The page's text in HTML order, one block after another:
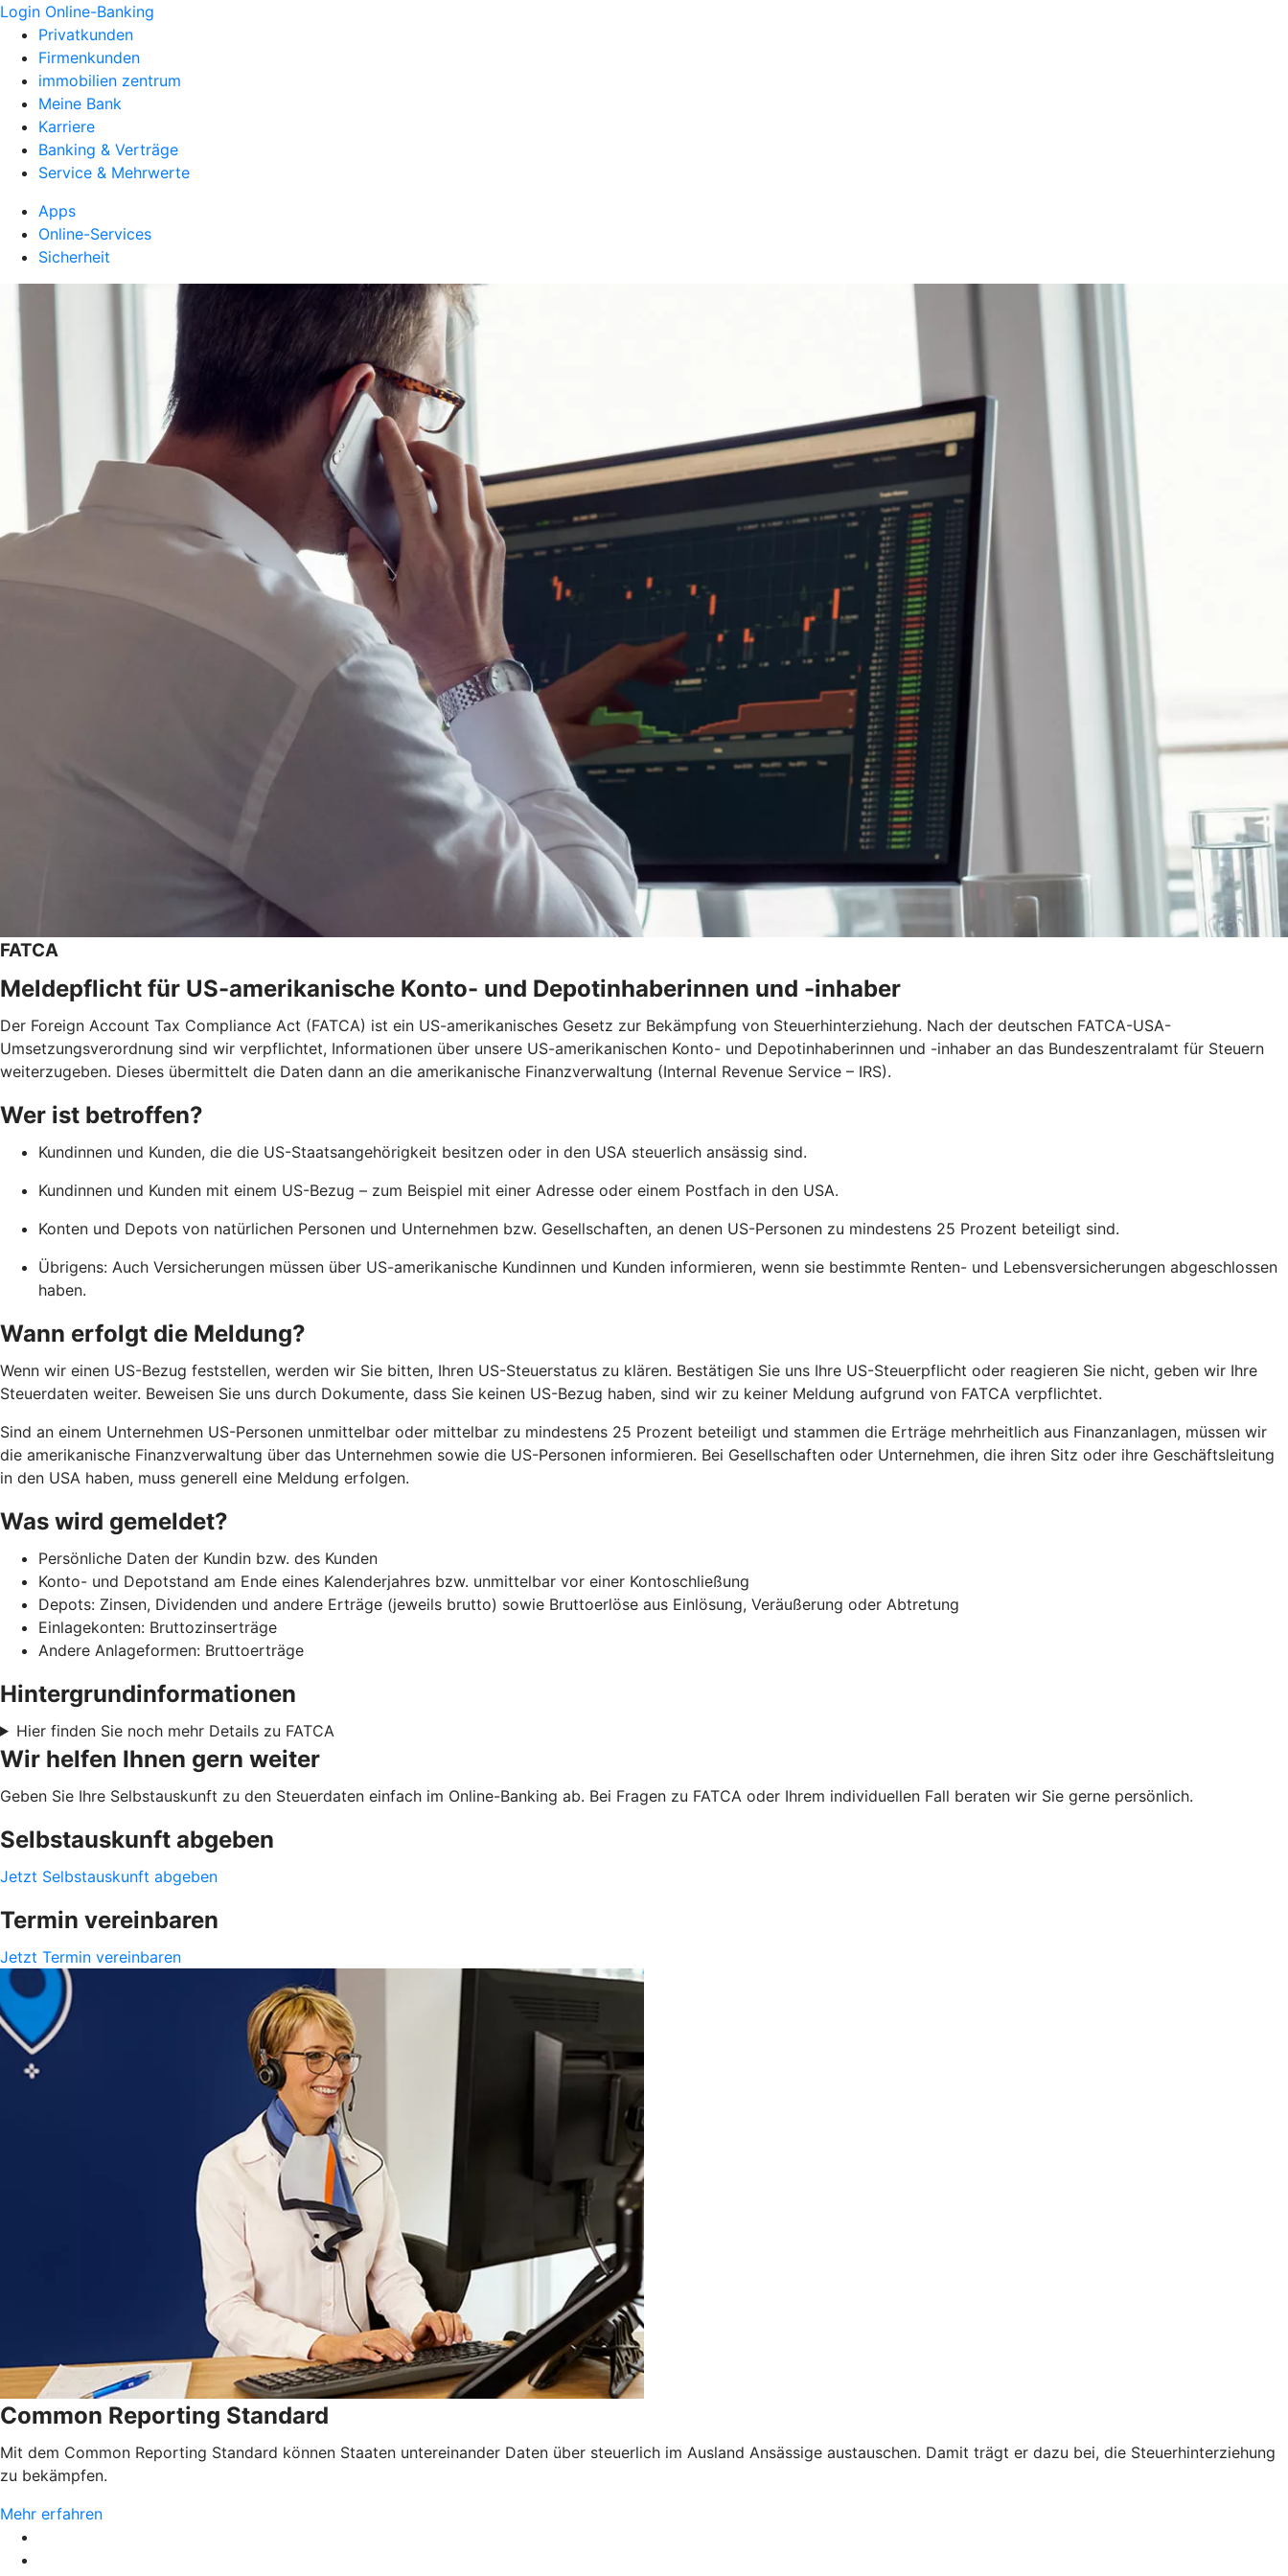
Login Online-Banking
Privatkunden
Firmenkunden
immobilien zentrum
Meine Bank
Karriere
Banking & Verträge
Service & Mehrwerte
Apps
Online-Services
Sicherheit
FATCA
Meldepflicht für US-amerikanische Konto- und Depotinhaberinnen und -inhaber
Der Foreign Account Tax Compliance Act (FATCA) ist ein US-amerikanisches Gesetz zur Bekämpfung von Steuerhinterziehung. Nach der deutschen FATCA-USA-
Umsetzungsverordnung sind wir verpflichtet, Informationen über unsere US-amerikanischen Konto- und Depotinhaberinnen und -inhaber an das Bundeszentralamt für Steuern
weiterzugeben. Dieses übermittelt die Daten dann an die amerikanische Finanzverwaltung (Internal Revenue Service – IRS).
Wer ist betroffen?
Kundinnen und Kunden, die die US-Staatsangehörigkeit besitzen oder in den USA steuerlich ansässig sind.
Kundinnen und Kunden mit einem US-Bezug – zum Beispiel mit einer Adresse oder einem Postfach in den USA.
Konten und Depots von natürlichen Personen und Unternehmen bzw. Gesellschaften, an denen US-Personen zu mindestens 25 Prozent beteiligt sind.
Übrigens: Auch Versicherungen müssen über US-amerikanische Kundinnen und Kunden informieren, wenn sie bestimmte Renten- und Lebensversicherungen abgeschlossen
haben.
Wann erfolgt die Meldung?
Wenn wir einen US-Bezug feststellen, werden wir Sie bitten, Ihren US-Steuerstatus zu klären. Bestätigen Sie uns Ihre US-Steuerpflicht oder reagieren Sie nicht, geben wir Ihre
Steuerdaten weiter. Beweisen Sie uns durch Dokumente, dass Sie keinen US-Bezug haben, sind wir zu keiner Meldung aufgrund von FATCA verpflichtet.
Sind an einem Unternehmen US-Personen unmittelbar oder mittelbar zu mindestens 25 Prozent beteiligt und stammen die Erträge mehrheitlich aus Finanzanlagen, müssen wir
die amerikanische Finanzverwaltung über das Unternehmen sowie die US-Personen informieren. Bei Gesellschaften oder Unternehmen, die ihren Sitz oder ihre Geschäftsleitung
in den USA haben, muss generell eine Meldung erfolgen.
Was wird gemeldet?
Persönliche Daten der Kundin bzw. des Kunden
Konto- und Depotstand am Ende eines Kalenderjahres bzw. unmittelbar vor einer Kontoschließung
Depots: Zinsen, Dividenden und andere Erträge (jeweils brutto) sowie Bruttoerlöse aus Einlösung, Veräußerung oder Abtretung
Einlagekonten: Bruttozinserträge
Andere Anlageformen: Bruttoerträge
Hintergrundinformationen
Hier finden Sie noch mehr Details zu FATCA
Wir helfen Ihnen gern weiter
Geben Sie Ihre Selbstauskunft zu den Steuerdaten einfach im Online-Banking ab. Bei Fragen zu FATCA oder Ihrem individuellen Fall beraten wir Sie gerne persönlich.
Selbstauskunft abgeben
Jetzt Selbstauskunft abgeben
Termin vereinbaren
Jetzt Termin vereinbaren
Common Reporting Standard
Mit dem Common Reporting Standard können Staaten untereinander Daten über steuerlich im Ausland Ansässige austauschen. Damit trägt er dazu bei, die Steuerhinterziehung
zu bekämpfen.
Mehr erfahren